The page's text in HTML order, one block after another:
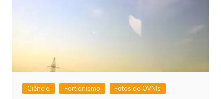
Ciência Fortianismo Fotos de OVNIs